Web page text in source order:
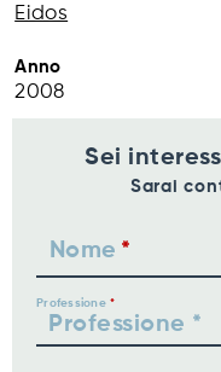
Eidos
Anno
2008
Sei
Sarai
Nome
Professione